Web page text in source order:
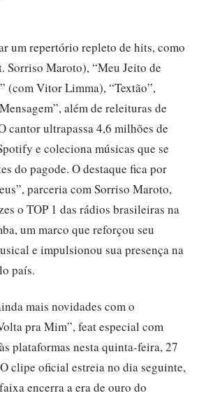
um repertório repleto de hits, como
Sorriso Maroto), “Meu Jeito de
(com Vitor Limma), “Textão”,
além de releituras de
cantor ultrapassa 4,6 milhões de
e coleciona músicas que se
do pagode. O destaque fica por
parceria com Sorriso Maroto,
o TOP 1 das rádios brasileiras na
um marco que reforçou seu
e impulsionou sua presença na
país.
mais novidades com o
pra Mim”, feat especial com
plataformas nesta quinta-feira, 27
clipe oficial estreia no dia seguinte,
encerra a era de ouro do